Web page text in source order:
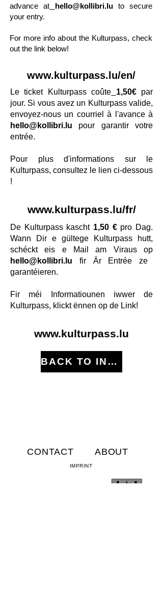
advance at
hello@kollibri.luto secure
your entry.
For more info about the Kulturpass, check
out the link below!
www.kulturpass. lu/en/
Le ticket Kulturpass coûte 1,50€par
jour. Si vous avez un Kulturpass valide,
envoyez-nous un courriel à l'avance à
hello@kollibri.lu pour garantir votre
entrée.
Pour plus d'informations sur le
Kulturpass, consultez le lien ci-dessous
!
www.kulturpass.lu/fr/
De Kulturpass kascht 1,50 €pro Dag.
Wann Dir e gültege Kulturpass hutt,
schéckt eis e Mail am Viraus op
hello@kollibri.lu fir Är Entrée ze
garantéieren.
Fir méi Informatiounen iwwer de
Kulturpass, klickt ënnen op de Link!
www.kulturpass.lu
BACK TO INFO
CONTACT ABOUT
IMPRINT